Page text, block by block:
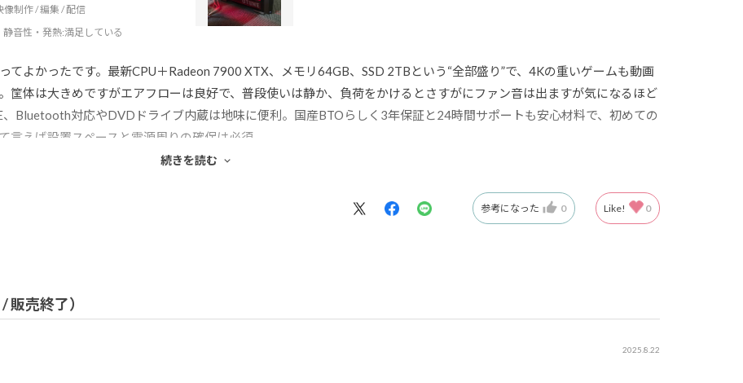
像制作 / 編集 / 配信
静音性・発熱:満足している
てよかったです。最新CPU＋Radeon 7900 XTX、メモリ64GB、SSD 2TBという“全部盛り”で、4Kの重いゲームも動画
筐体は大きめですがエアフローは良好で、普段使いは静か、負荷をかけるとさすがにファン音は出ますが気になるほど
Bluetooth対応やDVDドライブ内蔵は地味に便利。国産BTOらしく3年保証と24時間サポートも安心材料で、初めての
えば設置スペースと電源周りの確保は必須。
飛び降りる覚悟でした（笑）。でも、性能を考えたら納得かなって今は思ってます。これだけ快適なら、数年は戦える
続きを読む
参考になった 0 Like! 0
売終了）
2025.8.22